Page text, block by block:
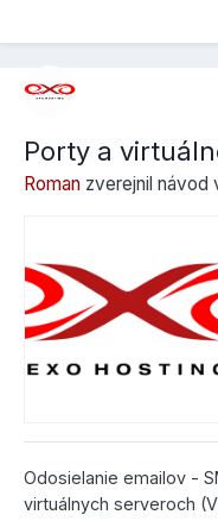
Porty a
Roman zverejnil návod
Odosielanie emailov -
virtuálnych serveroch